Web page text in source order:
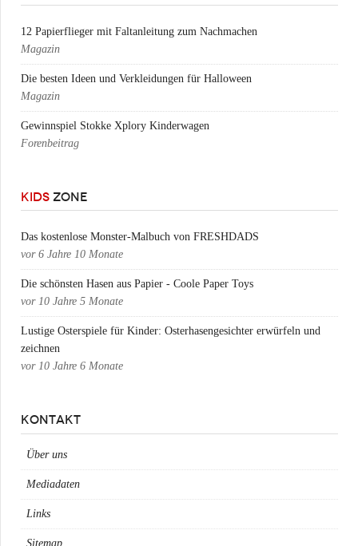
12 Papierflieger mit Faltanleitung zum Nachmachen
Magazin
Die besten Ideen und Verkleidungen für Halloween
Magazin
Gewinnspiel Stokke Xplory Kinderwagen
Forenbeitrag
KIDS ZONE
Das kostenlose Monster-Malbuch von FRESHDADS
vor 6 Jahre 10 Monate
Die schönsten Hasen aus Papier - Coole Paper Toys
vor 10 Jahre 5 Monate
Lustige Osterspiele für Kinder: Osterhasengesichter erwürfeln und
zeichnen
vor 10 Jahre 6 Monate
KONTAKT
Über uns
Mediadaten
Links
Sitemap